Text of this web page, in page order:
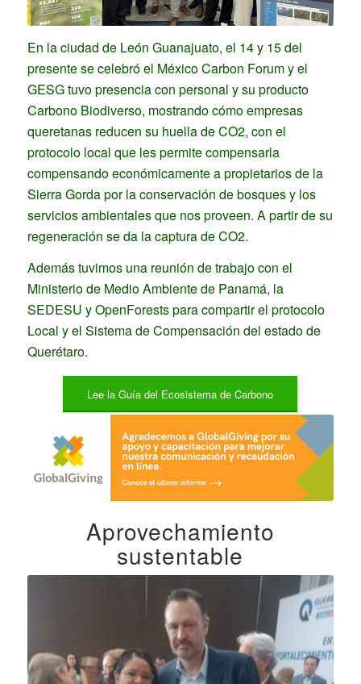
En la ciudad de León Guanajuato, el 14 y 15 del
presente se celebró el México Carbon Forum y el
GESG tuvo presencia con personal y su producto
Carbono Biodiverso, mostrando cómo empresas
queretanas reducen su huella de CO2, con el
protocolo local que les permite compensarla
compensando económicamente a propietarios de la
Sierra Gorda por la conservación de bosques y los
servicios ambientales que nos proveen. A partir de su
regeneración se da la captura de CO2.
Además tuvimos una reunión de trabajo con el
Ministerio de Medio Ambiente de Panamá, la
SEDESU y OpenForests para compartir el protocolo
Local y el Sistema de Compensación del estado de
Querétaro.
Lee la Guía del Ecosistema de Carbono
Aprovechamiento
sustentable